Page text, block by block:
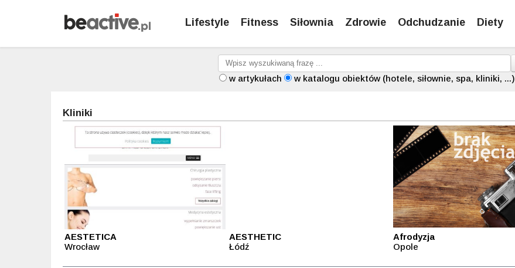
Lifestyle Fitness Siłownia Zdrowie Odchudzanie Diety
w artykułach w katalogu obiektów (hotele, siłownie, spa, kliniki, ...)
Kliniki
AESTETICA
Wrocław
AESTHETIC
Łódź
Afrodyzja
Opole